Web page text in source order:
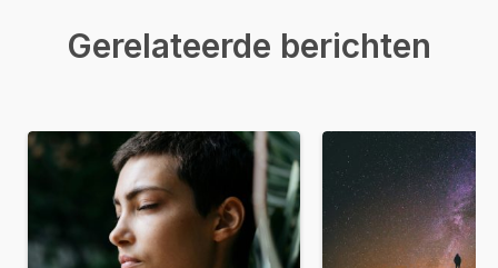
Gerelateerde berichten